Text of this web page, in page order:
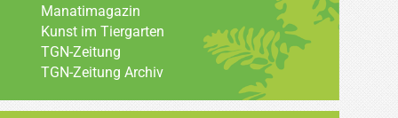
Manatimagazin
Kunst im Tiergarten
TGN-Zeitung
TGN-Zeitung Archiv